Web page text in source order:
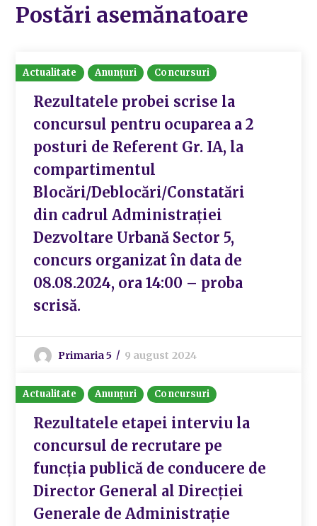
Postări asemănatoare
Actualitate Anunțuri Concursuri
Rezultatele probei scrise la
concursul pentru ocuparea a 2
posturi de Referent Gr. IA, la
compartimentul
Blocări/Deblocări/Constatări
din cadrul Administrației
Dezvoltare Urbană Sector 5,
concurs organizat în data de
08.08.2024, ora 14:00 – proba
scrisă.
Primaria 5 9 august 2024
Actualitate Anunțuri Concursuri
Rezultatele etapei interviu la
concursul de recrutare pe
funcția publică de conducere de
Director General al Direcției
Generale de Administrație